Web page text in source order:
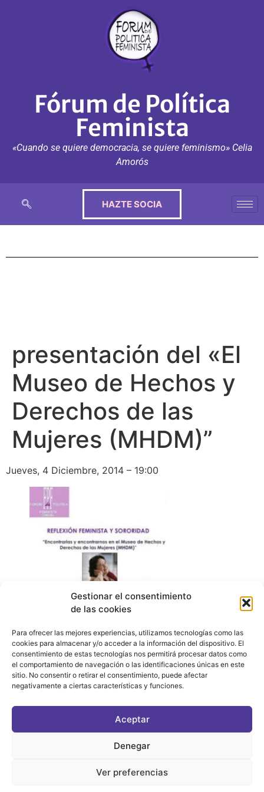
Gestionar el consentimiento
de las cookies
Para ofrecer las mejores experiencias, utilizamos tecnologías como las
cookies para almacenar y/o acceder a la información del dispositivo. El
consentimiento de estas tecnologías nos permitirá procesar datos como
el comportamiento de navegación o las identificaciones únicas en este
sitio. No consentir o retirar el consentimiento, puede afectar
negativamente a ciertas características y funciones.
Aceptar
Denegar
Ver preferencias
Fórum de Política
Feminista
«Cuando se quiere democracia, se quiere feminismo» Celia
Amorós
HAZTE SOCIA
presentación del «El
Museo de Hechos y
Derechos de las
Mujeres (MHDM)”
Jueves, 4 Diciembre, 2014 – 19:00
ASOCIATE AL FÓRUM
C/ BRAVO MURILLO, 4 DESPACHO 5. 28015 MADRID